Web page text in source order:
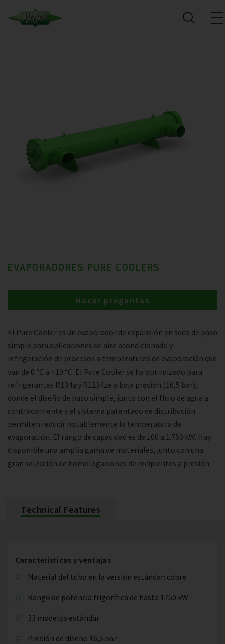
EVAPORADORES PURE COOLERS
El Pure Cooler es un evaporador de expansión en seco de paso
simple para aplicaciones de aire acondicionado y
refrigeración de procesos a temperaturas de evaporación que
van de 0 °C a +10 °C. El Pure Cooler se ha optimizado para
refrigerantes R134a y R1234ze a baja presión (16,5 bar),
donde el diseño de paso simple, junto con el flujo de agua a
contracorriente y el sistema patentado de distribución
permiten reducir notablemente la temperatura de
evaporación. El rango de capacidad es de 100 a 1.750 kW. Hay
disponible una amplia gama de materiales, junto con una
gran selección de homologaciones de recipientes a presión.
Hacer preguntas
Technical Features
Características y ventajas
Material del tubo en la versión estándar: cobre
Rango de potencia frigorífica de hasta 1750 kW
33 modelos estándar
Presión de diseño 16,5 bar